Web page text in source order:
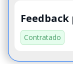
Contratado